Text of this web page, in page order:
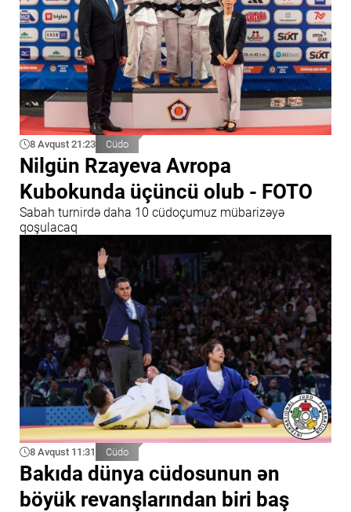
8 Avqust 21:23 Cüdo
Nilgün Rzayeva Avropa
Kubokunda üçüncü olub - FOTO
Sabah turnirdə daha 10 cüdoçumuz mübarizəyə
qoşulacaq
8 Avqust 11:31 Cüdo
Bakıda dünya cüdosunun ən
böyük revanşlarından biri baş